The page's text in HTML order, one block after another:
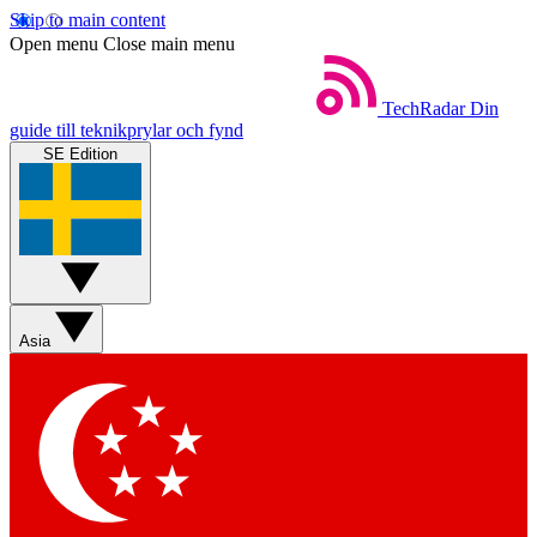
Skip to main content
Open menu Close main menu
TechRadar Din
guide till teknikprylar och fynd
SE Edition
Asia